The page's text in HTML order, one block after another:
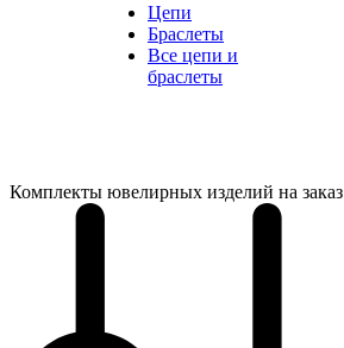
Цепи
Браслеты
Все цепи и
браслеты
Комплекты ювелирных изделий на заказ